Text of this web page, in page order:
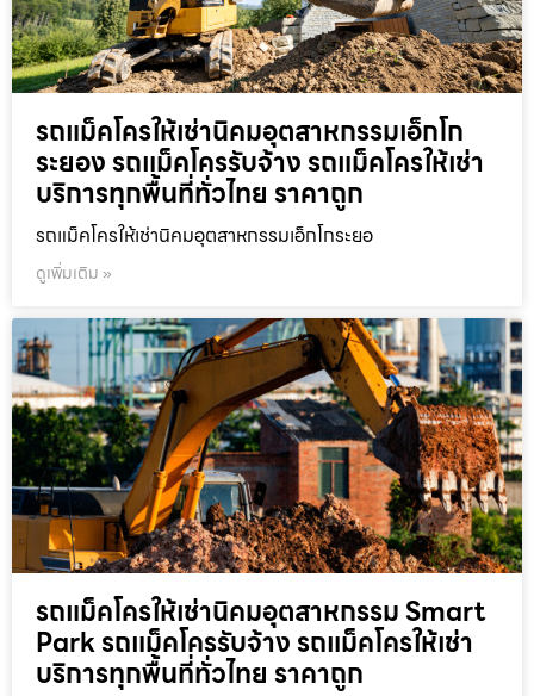
รถแม็คโครให้เช่านิคมอุตสาหกรรมเอ็กโก
ระยอง รถแม็คโครรับจ้าง รถแม็คโครให้เช่า
บริการทุกพื้นที่ทั่วไทย ราคาถูก
รถแม็คโครให้เช่านิคมอุตสาหกรรมเอ็กโกระยอ
ดูเพิ่มเติม »
รถแม็คโครให้เช่านิคมอุตสาหกรรม Smart
Park รถแม็คโครรับจ้าง รถแม็คโครให้เช่า
บริการทุกพื้นที่ทั่วไทย ราคาถูก